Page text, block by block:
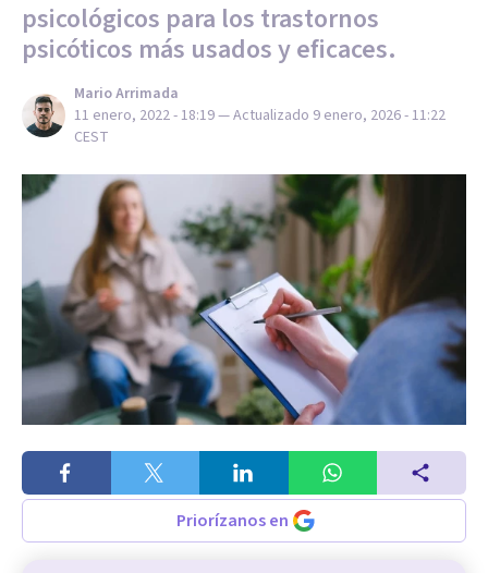
psicológicos para los trastornos
psicóticos más usados y eficaces.
Mario Arrimada
11 enero, 2022 - 18:19— Actualizado 9 enero, 2026 - 11:22
CEST
Priorízanos en